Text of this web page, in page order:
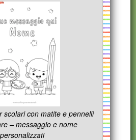
scolari con matite e pennelli
– messaggio e nome
personalizzati